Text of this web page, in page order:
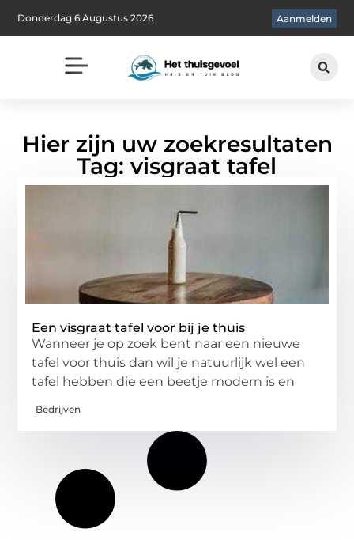
Donderdag 6 Augustus 2026 Aanmelden
Hier zijn uw zoekresultaten
Tag: visgraat tafel
Een visgraat tafel voor bij je thuis
Wanneer je op zoek bent naar een nieuwe
tafel voor thuis dan wil je natuurlijk wel een
tafel hebben die een beetje modern is en
Bedrijven